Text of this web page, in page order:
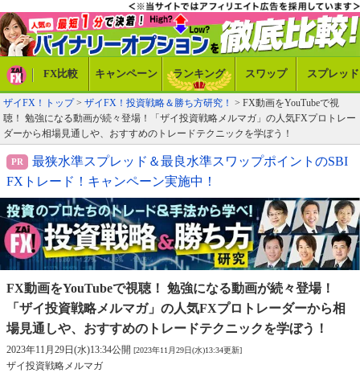
FX比較 キャンペーン ランキング スワップ スプレッド
ザイFX！トップ> ザイFX！投資戦略＆勝ち方研究！ > FX動画をYouTubeで視
聴！ 勉強になる動画が続々登場！「ザイ投資戦略メルマガ」の人気FXプロトレー
ダーから相場見通しや、おすすめのトレードテクニックを学ぼう！
最狭水準スプレッド＆最良水準スワップポイントのSBI
FXトレード！キャンペーン実施中！
FX動画をYouTubeで視聴！ 勉強になる動画が続々登場！
「ザイ投資戦略メルマガ」の人気FXプロトレーダーから相
場見通しや、おすすめのトレードテクニックを学ぼう！
2023年11月29日(水)13:34公開 [2023年11月29日(水)13:34更新]
ザイ投資戦略メルマガ